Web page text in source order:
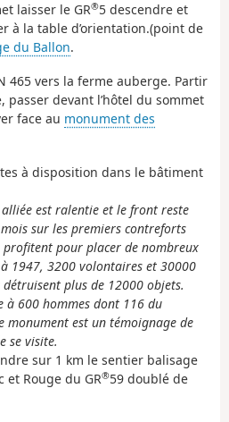
laisser le GR®5 descendre et
à la table d’orientation.(point de
du Ballon.
465 vers la ferme auberge. Partir
devant l’hôtel du sommet
face au monument des
à disposition dans le bâtiment
alliée est ralentie et le front reste
sur les premiers contreforts
profitent pour placer de nombreux
1947, 3200 volontaires et 30000
plus de 12000 objets.
à 600 hommes dont 116 du
monument est un témoignage de
se visite.
sur 1 km le sentier balisage
et Rouge du GR®59 doublé de